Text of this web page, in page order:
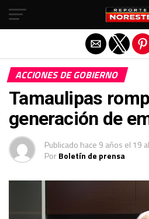
ACCIONES DE GOBIERNO
Tamaulipas
generación de
Publicado hace 9 años el 19
PorBoletín de prensa
Salir de la